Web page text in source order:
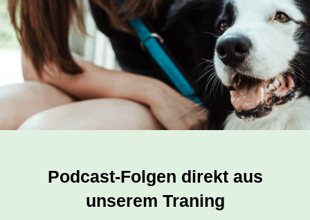
Podcast-Folgen direkt aus
unserem Traning